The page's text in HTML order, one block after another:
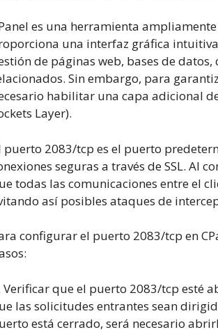
es una herramienta
una interfaz gráfica
de páginas web, bases de
Sin embargo, para
habilitar una capa adicional
Layer).
puerto 2083/tcp es el puerto
seguras a través de SSL. Al
todas las comunicaciones entre el
así posibles ataques de
configurar el puerto 2083/tcp en
Verificar que el puerto 2083/tcp esté
las solicitudes entrantes sean
está cerrado, será necesario